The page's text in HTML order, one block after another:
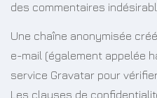
des commentaires
Une chaîne anonymisée
e-mail (également appelée
service Gravatar pour
Les clauses de